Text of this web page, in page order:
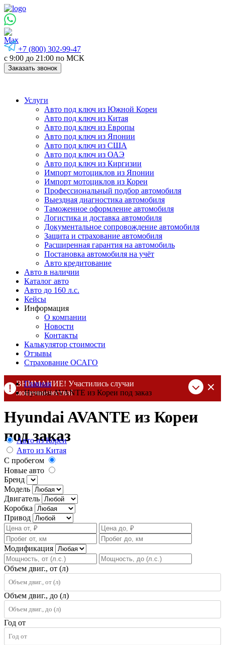
+7 (800) 302-99-47
с 9:00 до 21:00 по МСК
Заказать звонок
Услуги
Авто под ключ из Южной Кореи
Авто под ключ из Китая
Авто под ключ из Европы
Авто под ключ из Японии
Авто под ключ из США
Авто под ключ из ОАЭ
Авто под ключ из Киргизии
Импорт мотоциклов из Японии
Импорт мотоциклов из Кореи
Профессиональный подбор автомобиля
Выездная диагностика автомобиля
Таможенное оформление автомобиля
Логистика и доставка автомобиля
Документальное сопровождение автомобиля
Защита и страхование автомобиля
Расширенная гарантия на автомобиль
Постановка автомобиля на учёт
Авто кредитование
Авто в наличии
Каталог авто
Авто до 160 л.с.
Кейсы
Информация
О компании
Новости
Контакты
Калькулятор стоимости
Отзывы
Страхование ОСАГО
ВНИМАНИЕ! Участились случаи
мошенничества!
по выставленному счету на Т-банк от ИП Алексеевских С.В.
При любых подозрениях, свяжитесь с нами по официальным
контактам, указанным в соц сетях и на сайте
Главная
Hyundai AVANTE из Кореи под заказ
Hyundai AVANTE из Кореи
под заказ
Авто из Кореи
Авто из Китая
С пробегом
Новые авто
Бренд
Модель
Двигатель
Коробка
Привод
Модификация
Объем двиг., от (л)
Объем двиг., до (л)
Год от